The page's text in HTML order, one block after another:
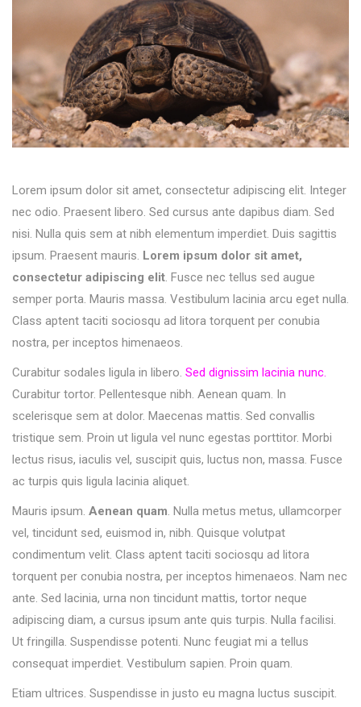
Lorem ipsum dolor sit amet, consectetur adipiscing elit. Integer
nec odio. Praesent libero. Sed cursus ante dapibus diam. Sed
nisi. Nulla quis sem at nibh elementum imperdiet. Duis sagittis
ipsum. Praesent mauris. Lorem ipsum dolor sit amet,
consectetur adipiscing elit. Fusce nec tellus sed augue
semper porta. Mauris massa. Vestibulum lacinia arcu eget nulla.
Class aptent taciti sociosqu ad litora torquent per conubia
nostra, per inceptos himenaeos.
Curabitur sodales ligula in libero. Sed dignissim lacinia nunc.
Curabitur tortor. Pellentesque nibh. Aenean quam. In
scelerisque sem at dolor. Maecenas mattis. Sed convallis
tristique sem. Proin ut ligula vel nunc egestas porttitor. Morbi
lectus risus, iaculis vel, suscipit quis, luctus non, massa. Fusce
ac turpis quis ligula lacinia aliquet.
Mauris ipsum. Aenean quam. Nulla metus metus, ullamcorper
vel, tincidunt sed, euismod in, nibh. Quisque volutpat
condimentum velit. Class aptent taciti sociosqu ad litora
torquent per conubia nostra, per inceptos himenaeos. Nam nec
ante. Sed lacinia, urna non tincidunt mattis, tortor neque
adipiscing diam, a cursus ipsum ante quis turpis. Nulla facilisi.
Ut fringilla. Suspendisse potenti. Nunc feugiat mi a tellus
consequat imperdiet. Vestibulum sapien. Proin quam.
Etiam ultrices. Suspendisse in justo eu magna luctus suscipit.